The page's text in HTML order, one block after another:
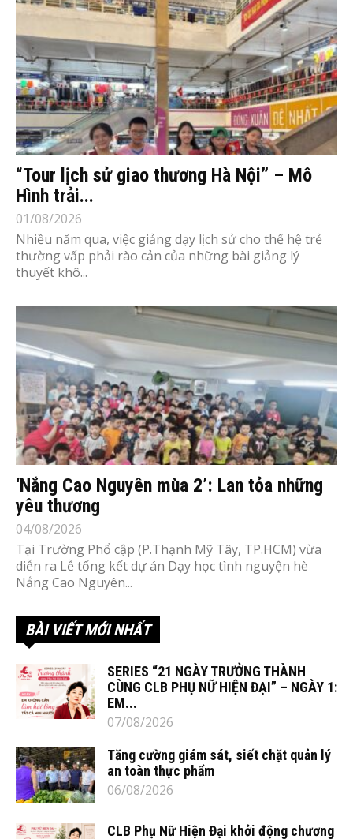
“Tour lịch sử giao thương Hà Nội” – Mô
Hình trải...
01/08/2026
Nhiều năm qua, việc giảng dạy lịch sử cho thế hệ trẻ
thường vấp phải rào cản của những bài giảng lý
thuyết khô...
‘Nắng Cao Nguyên mùa 2’: Lan tỏa những
yêu thương
04/08/2026
Tại Trường Phổ cập (P.Thạnh Mỹ Tây, TP.HCM) vừa
diễn ra Lễ tổng kết dự án Dạy học tình nguyện hè
Nắng Cao Nguyên...
BÀI VIẾT MỚI NHẤT
SERIES “21 NGÀY TRƯỞNG THÀNH
CÙNG CLB PHỤ NỮ HIỆN ĐẠI” – NGÀY 1:
EM...
07/08/2026
Tăng cường giám sát, siết chặt quản lý
an toàn thực phẩm
06/08/2026
CLB Phụ Nữ Hiện Đại khởi động chương